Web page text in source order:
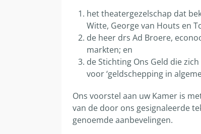
het theatergezelschap dat
Witte, George van Houts en
de heer drs Ad Broere,
markten; en
de Stichting Ons Geld die
voor ‘geldschepping in
Ons voorstel aan uw Kamer is
van de door ons gesignaleerde
genoemde aanbevelingen.